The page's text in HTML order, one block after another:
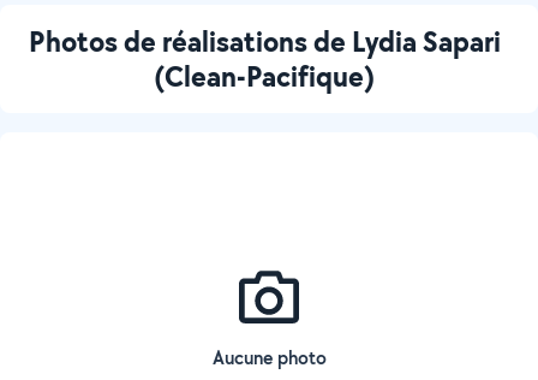
Photos de réalisations de Lydia Sapari
(Clean-Pacifique)
Aucune photo